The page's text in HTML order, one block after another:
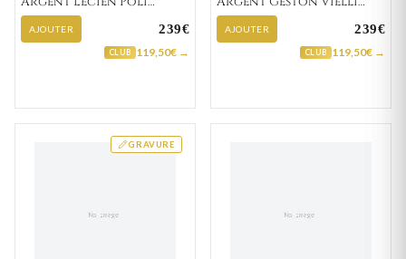
cheval
AJOUTER 239€
CLUB 119,50€ →
cheval
AJOUTER 239€
CLUB 119,50€ →
GRAVURE